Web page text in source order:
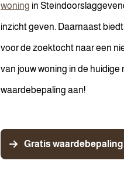
woning in
inzicht geven. Daarnaast
voor de zoektocht naar een
van jouw woning in de
waardebepaling aan!
Gratis